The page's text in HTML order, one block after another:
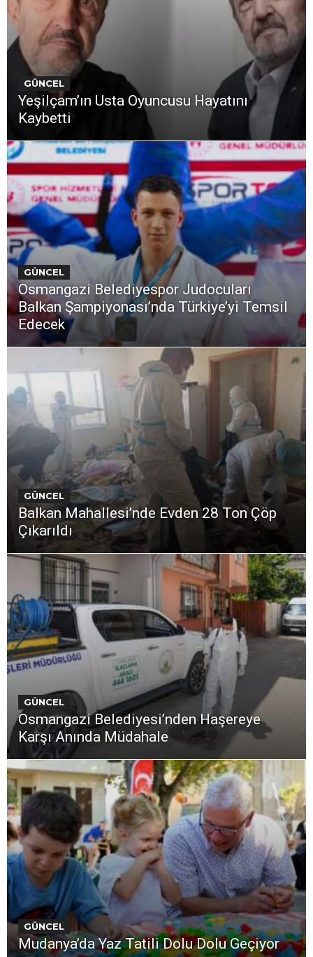
GÜNCEL
Yeşilçam’ın Usta Oyuncusu Hayatını
Kaybetti
GÜNCEL
Osmangazi Belediyespor Judocuları
Balkan Şampiyonası’nda Türkiye’yi Temsil
Edecek
GÜNCEL
Balkan Mahallesi’nde Evden 28 Ton Çöp
Çıkarıldı
GÜNCEL
Osmangazi Belediyesi’nden Haşereye
Karşı Anında Müdahale
GÜNCEL
Mudanya’da Yaz Tatili Dolu Dolu Geçiyor